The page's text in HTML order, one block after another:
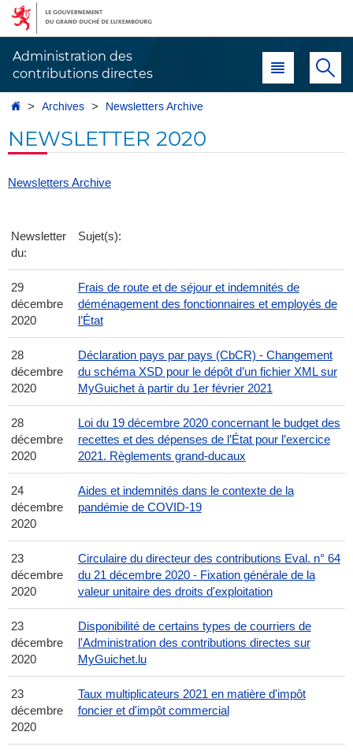
Aller
navigation
Aller
au
Administration des
contributions directes
Menu principal
AccueilArchives Newsletters Archive
NEWSLETTER 2020
Newsletters Archive
Newsletter
du:
Sujet(s):
29
décembre
2020
Frais de route et de séjour et indemnités de
déménagement des fonctionnaires et employés de
l’État
28
décembre
2020
Déclaration pays par pays (CbCR) - Changement
du schéma XSD pour le dépôt d’un fichier XML sur
MyGuichet à partir du 1er février 2021
28
décembre
2020
Loi du 19 décembre 2020 concernant le budget des
recettes et des dépenses de l’État pour l’exercice
2021. Règlements grand-ducaux
24
décembre
2020
Aides et indemnités dans le contexte de la
pandémie de COVID-19
23
décembre
2020
Circulaire du directeur des contributions Eval. n° 64
du 21 décembre 2020 - Fixation générale de la
valeur unitaire des droits d'exploitation
23
décembre
2020
Disponibilité de certains types de courriers de
l'Administration des contributions directes sur
MyGuichet.lu
23
décembre
2020
Taux multiplicateurs 2021 en matière d'impôt
foncier et d'impôt commercial